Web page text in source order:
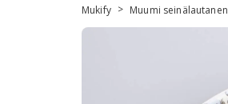
Mukify > Muumi seinälautanen